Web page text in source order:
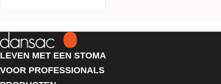
LEVEN MET EEN STOMA
VOOR PROFESSIONALS